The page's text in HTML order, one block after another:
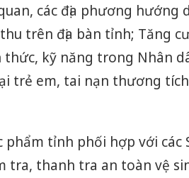
các địa phương hướng
trên địa bàn tỉnh; Tăng
kỹ năng trong Nhân
trẻ em, tai nạn thương
tỉnh phối hợp với các
tra, thanh tra an toàn vệ